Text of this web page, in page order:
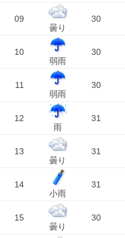
09
曇り
30
10
弱雨
30
11
弱雨
30
12
雨
31
13
曇り
31
14
小雨
31
15
曇り
30